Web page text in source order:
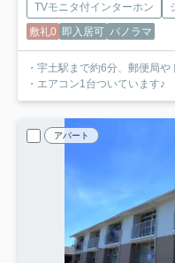
TVモニタ付インターホン
敷礼0 即入居可 パノラマ
・宇土駅まで約6分、郵便局
・エアコン1台ついています♪
アパート